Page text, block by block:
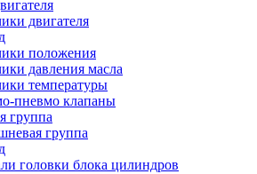
двигателя
положения
давления масла
температуры
пневмо клапаны
группа
группа
головки блока цилиндров